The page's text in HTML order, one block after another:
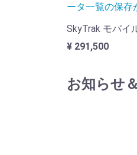
ータ一覧の保存
SkyTrak モバイ
¥ 291,500
お知らせ